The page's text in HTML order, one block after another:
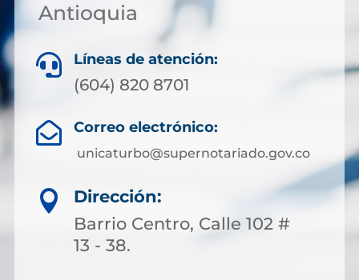
Antioquia
 Líneas de atención:
(604) 820 8701
 Correo electrónico:
unicaturbo@supernotariado.gov.co

Dirección:
Barrio Centro, Calle 102 #
13 - 38.